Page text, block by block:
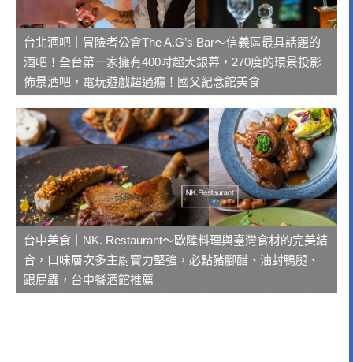
台北酒吧｜冒險者公會The A.G’s Bar～信義區最具話題的
酒吧！全台第一家擁有400吋超大銀幕，270度的環景投影
佈景酒吧，電玩遊戲超過癮！國父紀念館美食
台中美食｜NK. Restaurant～歐陸料理與臺灣食材的完美結
合，口味層次多主廚實力堅強，必點豬腳醋、油封鴨腿、
跟屁蟲，台中餐酒館推薦